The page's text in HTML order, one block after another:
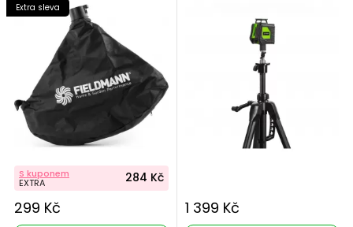
Extra sleva
S kuponem
EXTRA 284 Kč
299 Kč 1 399 Kč